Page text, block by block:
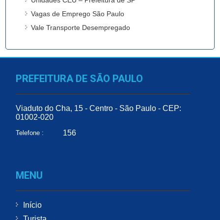
Vagas de Emprego São Paulo
Vale Transporte Desempregado
PREFEITURA DE SÃO PAULO
Viaduto do Cha, 15 - Centro - São Paulo - CEP:
01002-020
Telefone : 156
MENU
Início